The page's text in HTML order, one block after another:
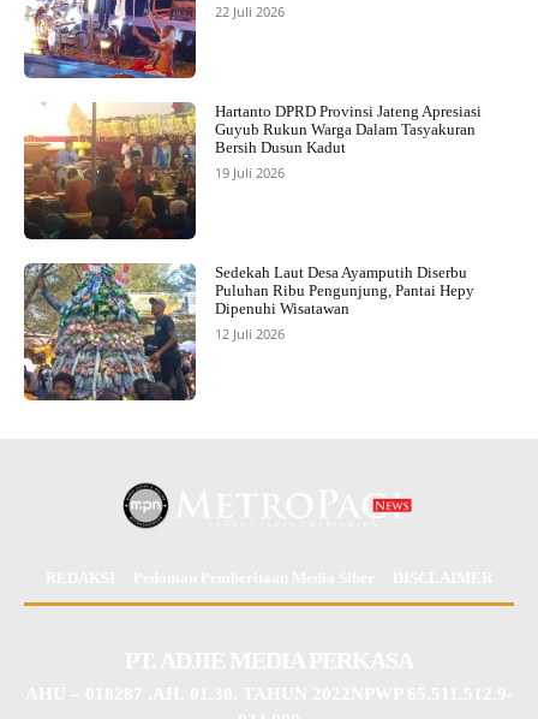
22 Juli 2026
Hartanto DPRD Provinsi Jateng Apresiasi
Guyub Rukun Warga Dalam Tasyakuran
Bersih Dusun Kadut
19 Juli 2026
Sedekah Laut Desa Ayamputih Diserbu
Puluhan Ribu Pengunjung, Pantai Hepy
Dipenuhi Wisatawan
12 Juli 2026